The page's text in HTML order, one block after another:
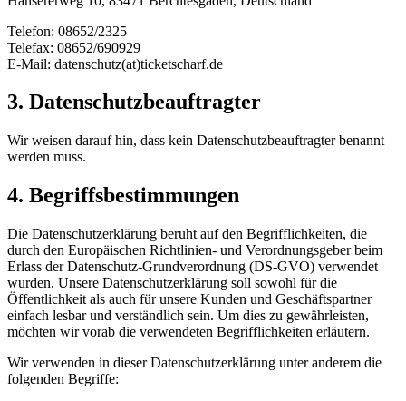
Telefon: 08652/2325
Telefax: 08652/690929
E-Mail: datenschutz(at)ticketscharf.de
3. Datenschutzbeauftragter
Wir weisen darauf hin, dass kein Datenschutzbeauftragter benannt
werden muss.
4. Begriffsbestimmungen
Die Datenschutzerklärung beruht auf den Begrifflichkeiten, die
durch den Europäischen Richtlinien- und Verordnungsgeber beim
Erlass der Datenschutz-Grundverordnung (DS-GVO) verwendet
wurden. Unsere Datenschutzerklärung soll sowohl für die
Öffentlichkeit als auch für unsere Kunden und Geschäftspartner
einfach lesbar und verständlich sein. Um dies zu gewährleisten,
möchten wir vorab die verwendeten Begrifflichkeiten erläutern.
Wir verwenden in dieser Datenschutzerklärung unter anderem die
folgenden Begriffe: